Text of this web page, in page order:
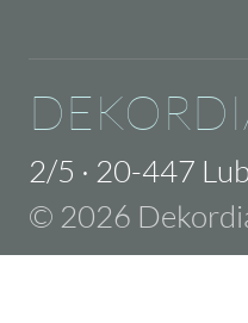
2/5 · 20-447
© 2026